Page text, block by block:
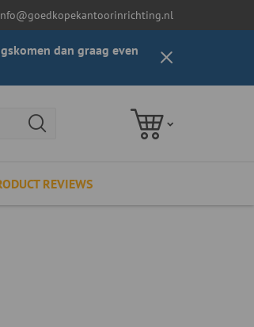
dan graag even
REVIEWS